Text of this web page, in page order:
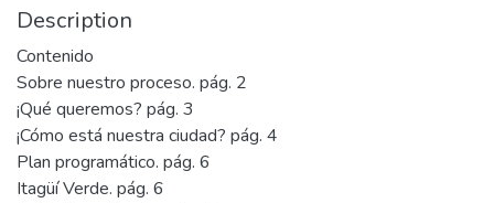
Description
Contenido
Sobre nuestro proceso. pág. 2
¡Qué queremos? pág. 3
¡Cómo está nuestra ciudad? pág. 4
Plan programático. pág. 6
Itagüí Verde. pág. 6